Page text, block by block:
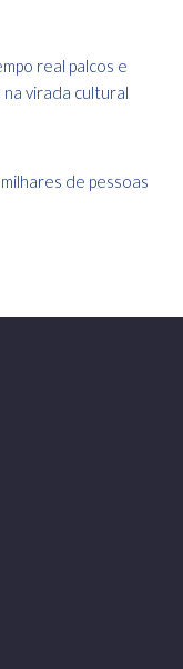
real palcos e
virada cultural
de pessoas